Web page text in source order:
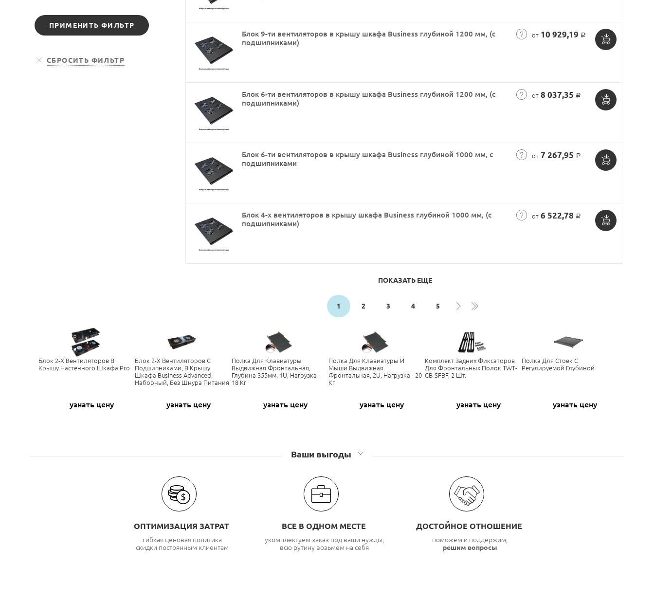
Блок 9-ти вентиляторов в крышу шкафа Business глубиной 1200 мм, (с
подшипниками)
от 10 929,19 Р
Блок 6-ти вентиляторов в крышу шкафа Business глубиной 1200 мм, (с
подшипниками)
от 8 037,35 Р
Блок 6-ти вентиляторов в крышу шкафа Business глубиной 1000 мм, с
подшипниками
от 7 267,95 Р
Блок 4-х вентиляторов в крышу шкафа Business глубиной 1000 мм, (с
подшипниками)
от 6 522,78 Р
ПОКАЗАТЬ ЕЩЕ
1 2 3 4 5
Блок 2-Х Вентиляторов В
Крышу Настенного Шкафа Pro
узнать цену
Блок 2-Х Вентиляторов С
Подшипниками, В Крышу
Шкафа Business Advanced,
Наборный, Без Шнура Питания
узнать цену
Полка Для Клавиатуры
Выдвижная Фронтальная,
Глубина 355мм, 1U, Нагрузка -
18 Кг
узнать цену
Полка Для Клавиатуры И
Мыши Выдвижная
Фронтальная, 2U, Нагрузка - 20
Кг
узнать цену
Комплект Задних Фиксаторов
Для Фронтальных Полок TWT-
CB-SFBF, 2 Шт.
узнать цену
Полка Для Стоек С
Регулируемой Глубиной
узнать цену
Ваши выгоды
ОПТИМИЗАЦИЯ ЗАТРАТ
гибкая ценовая политика
скидки постоянным клиентам
ВСЕ В ОДНОМ МЕСТЕ
укомплектуем заказ под ваши нужды,
всю рутину возьмем на себя
ДОСТОЙНОЕ ОТНОШЕНИЕ
поможем и поддержим,
решим вопросы